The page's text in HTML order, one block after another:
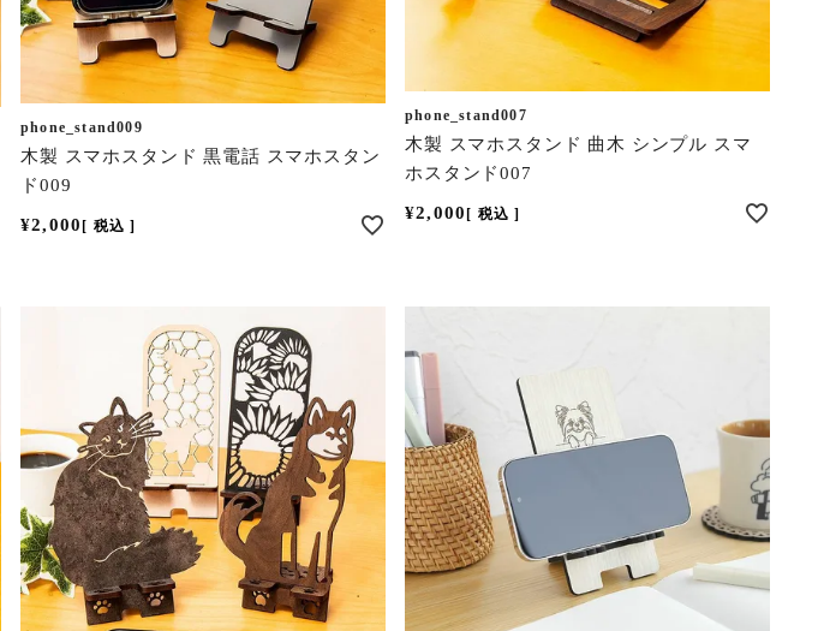
phone_stand009
木製 スマホスタンド 黒電話 スマホスタン
ド009
¥2,000 税込
phone_stand007
木製 スマホスタンド 曲木 シンプル スマ
ホスタンド007
¥2,000 税込